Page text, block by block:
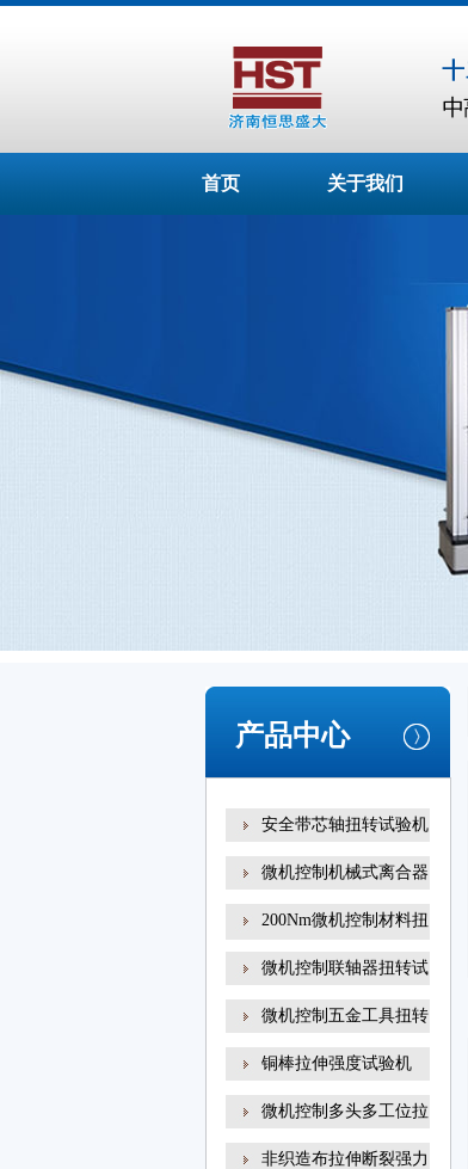
首页 关于我们
产品中心
安全带芯轴扭转试验机
微机控制机械式离合器
200Nm微机控制材料扭
微机控制联轴器扭转试
微机控制五金工具扭转
铜棒拉伸强度试验机
微机控制多头多工位拉
非织造布拉伸断裂强力